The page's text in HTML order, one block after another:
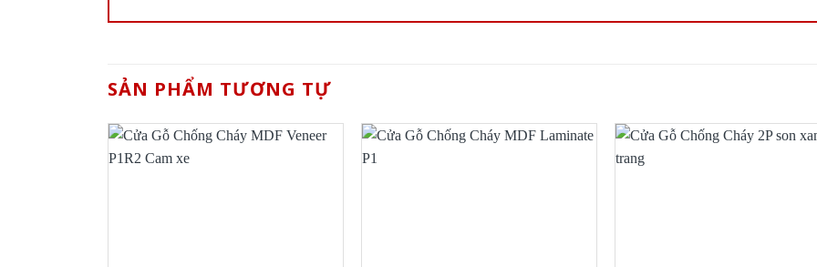
SẢN PHẨM TƯƠNG TỰ